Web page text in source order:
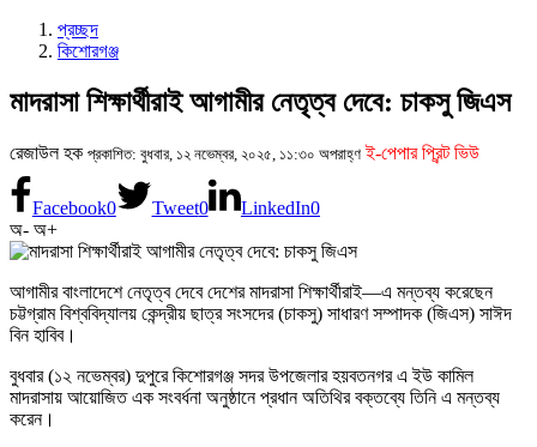
প্রচ্ছদ
কিশোরগঞ্জ
মাদরাসা শিক্ষার্থীরাই আগামীর নেতৃত্ব দেবে: চাকসু জিএস
রেজাউল হক প্রকাশিত: বুধবার, ১২ নভেম্বর, ২০২৫, ১১:৩০ অপরাহ্ণ ই-পেপার প্রিন্ট ভিউ
Facebook0 Tweet0 LinkedIn0
অ- অ+
আগামীর বাংলাদেশে নেতৃত্ব দেবে দেশের মাদরাসা শিক্ষার্থীরাই—এ মন্তব্য করেছেন
চট্টগ্রাম বিশ্ববিদ্যালয় কেন্দ্রীয় ছাত্র সংসদের (চাকসু) সাধারণ সম্পাদক (জিএস) সাঈদ
বিন হাবিব।
বুধবার (১২ নভেম্বর) দুপুরে কিশোরগঞ্জ সদর উপজেলার হয়বতনগর এ ইউ কামিল
মাদরাসায় আয়োজিত এক সংবর্ধনা অনুষ্ঠানে প্রধান অতিথির বক্তব্যে তিনি এ মন্তব্য
করেন।